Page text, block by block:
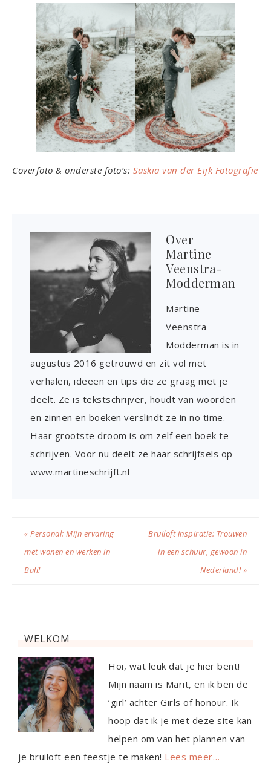
Coverfoto & onderste foto’s: Saskia van der Eijk Fotografie
Over
Martine
Veenstra-
Modderman
Martine
Veenstra-
Modderman is in
augustus 2016 getrouwd en zit vol met
verhalen, ideeën en tips die ze graag met je
deelt. Ze is tekstschrijver, houdt van woorden
en zinnen en boeken verslindt ze in no time.
Haar grootste droom is om zelf een boek te
schrijven. Voor nu deelt ze haar schrijfsels op
www.martineschrijft.nl
« Personal: Mijn ervaring
met wonen en werken in
Bali!
Bruiloft inspiratie: Trouwen
in een schuur, gewoon in
Nederland! »
WELKOM
Hoi, wat leuk dat je hier bent!
Mijn naam is Marit, en ik ben de
‘girl’ achter Girls of honour. Ik
hoop dat ik je met deze site kan
helpen om van het plannen van
je bruiloft een feestje te maken! Lees meer…